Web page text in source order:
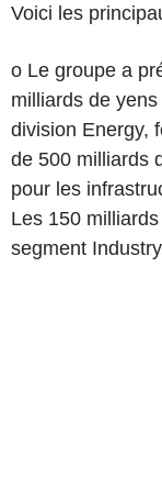
Voici les
o Le groupe a
milliards de
division Energy,
de 500 milliards
pour les
Les 150
segment